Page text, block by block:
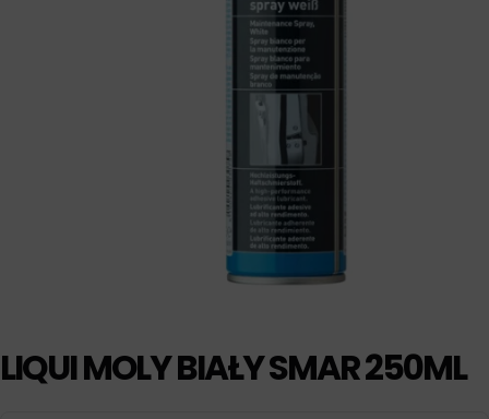
LIQUI MOLY BIAŁY SMAR 250ML